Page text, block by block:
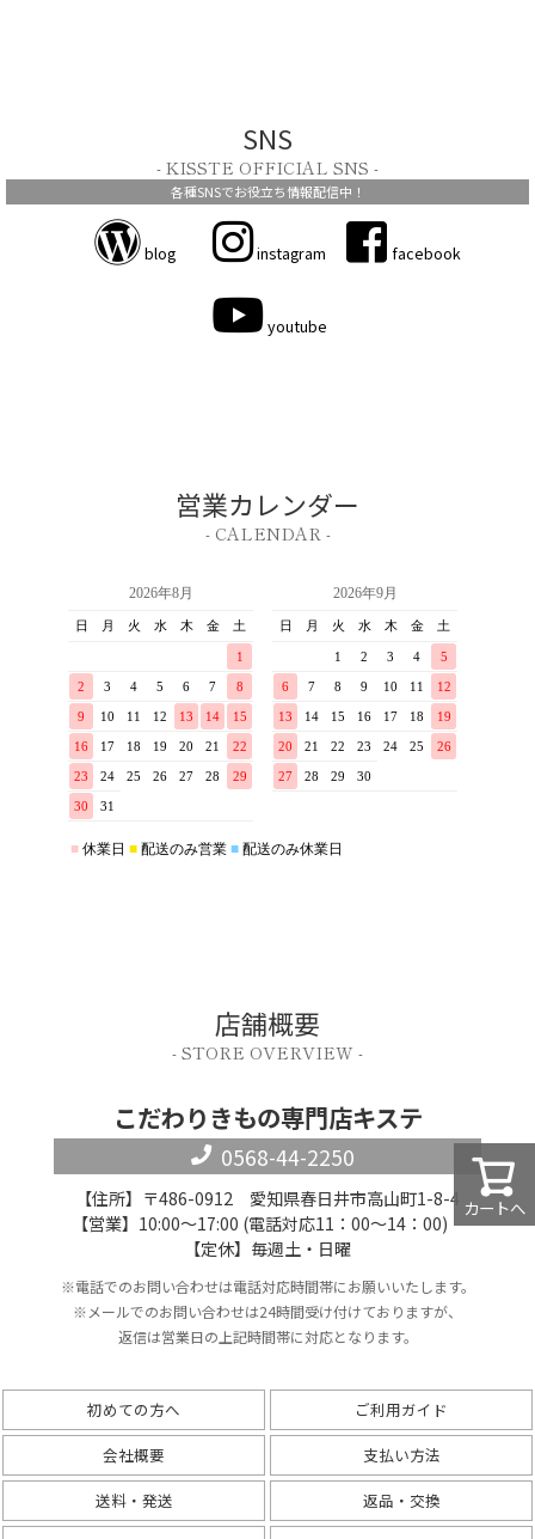
カートへ
SNS
- KISSTE OFFICIAL SNS -
各種SNSでお役立ち情報配信中！
blog instagram facebook
youtube
営業カレンダー
- CALENDAR -
店舗概要
- STORE OVERVIEW -
こだわりきもの専門店キステ
0568-44-2250
【住所】〒486-0912 愛知県春日井市高山町1-8-4
【営業】10:00～17:00 (電話対応11：00～14：00)
【定休】毎週土・日曜
※電話でのお問い合わせは電話対応時間帯にお願いいたします。
※メールでのお問い合わせは24時間受け付けておりますが、
返信は営業日の上記時間帯に対応となります。
初めての方へ
ご利用ガイド
会社概要
支払い方法
送料・発送
返品・交換